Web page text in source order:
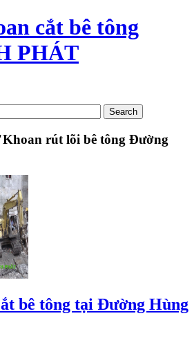
cắt bê tông
PHÁT
rút lõi bê tông Đường
bê tông tại Đường Hùng